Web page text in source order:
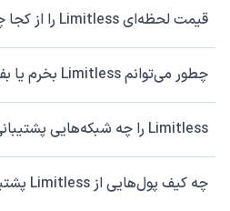
قیمت لحظه‌ای Limitless را از کجا چک کنم؟
چطور می‌توانم Limitless بخرم یا بفروشم؟
Limitless را چه شبکه‌هایی پشتیبانی می‌کند؟
چه کیف پول‌هایی از Limitless پشتیبانی می‌کنند؟